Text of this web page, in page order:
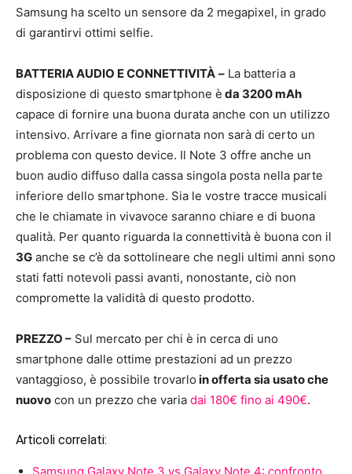
Samsung ha scelto un sensore da 2 megapixel, in grado
di garantirvi ottimi selfie.
BATTERIA AUDIO E CONNETTIVITÀ – La batteria a
disposizione di questo smartphone è da 3200 mAh
capace di fornire una buona durata anche con un utilizzo
intensivo. Arrivare a fine giornata non sarà di certo un
problema con questo device. Il Note 3 offre anche un
buon audio diffuso dalla cassa singola posta nella parte
inferiore dello smartphone. Sia le vostre tracce musicali
che le chiamate in vivavoce saranno chiare e di buona
qualità. Per quanto riguarda la connettività è buona con il
3G anche se c’è da sottolineare che negli ultimi anni sono
stati fatti notevoli passi avanti, nonostante, ciò non
compromette la validità di questo prodotto.
PREZZO – Sul mercato per chi è in cerca di uno
smartphone dalle ottime prestazioni ad un prezzo
vantaggioso, è possibile trovarlo in offerta sia usato che
nuovo con un prezzo che varia dai 180€ fino ai 490€.
Articoli correlati:
Samsung Galaxy Note 3 vs Galaxy Note 4: confronto